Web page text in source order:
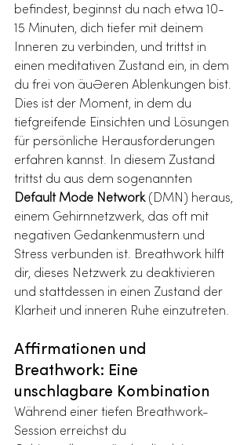
befindest, beginnst du nach etwa 10-
15 Minuten, dich tiefer mit deinem
Inneren zu verbinden, und trittst in
einen meditativen Zustand ein, in dem
du frei von äußeren Ablenkungen bist.
Dies ist der Moment, in dem du
tiefgreifende Einsichten und Lösungen
für persönliche Herausforderungen
erfahren kannst. In diesem Zustand
trittst du aus dem sogenannten
Default Mode Network (DMN) heraus,
einem Gehirnnetzwerk, das oft mit
negativen Gedankenmustern und
Stress verbunden ist. Breathwork hilft
dir, dieses Netzwerk zu deaktivieren
und stattdessen in einen Zustand der
Klarheit und inneren Ruhe einzutreten.
Affirmationen und
Breathwork: Eine
unschlagbare Kombination
Während einer tiefen Breathwork-
Session erreichst du